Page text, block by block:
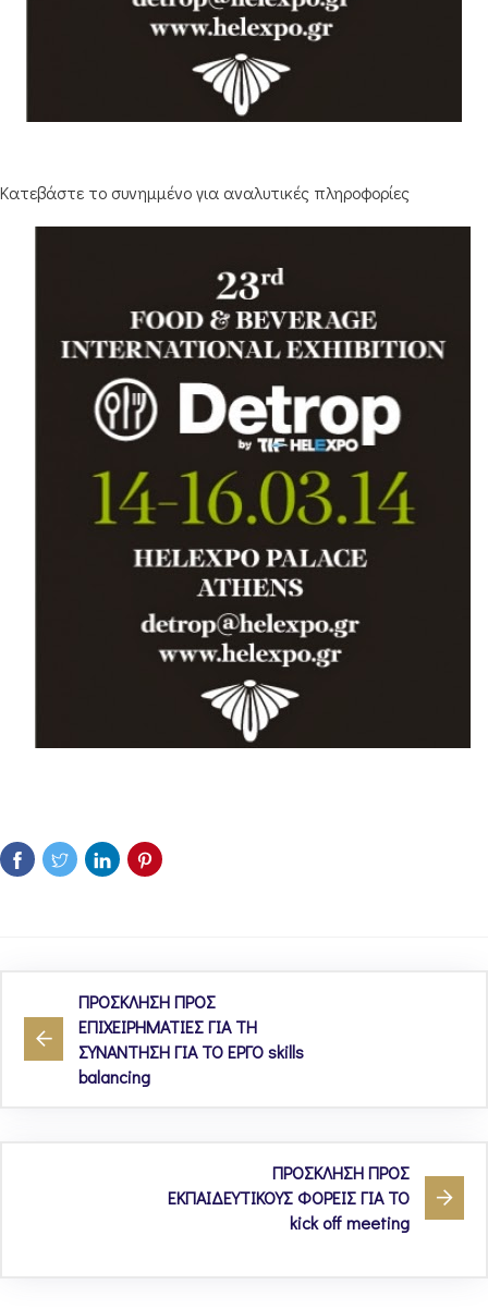
Κατεβάστε το συνημμένο για αναλυτικές πληροφορίες
ΠΡΟΣΚΛΗΣΗ ΠΡΟΣ
ΕΠΙΧΕΙΡΗΜΑΤΙΕΣ ΓΙΑ ΤΗ
ΣΥΝΑΝΤΗΣΗ ΓΙΑ ΤΟ ΕΡΓΟ skills
balancing
ΠΡΟΣΚΛΗΣΗ ΠΡΟΣ
ΕΚΠΑΙΔΕΥΤΙΚΟΥΣ ΦΟΡΕΙΣ ΓΙΑ ΤΟ
kick off meeting